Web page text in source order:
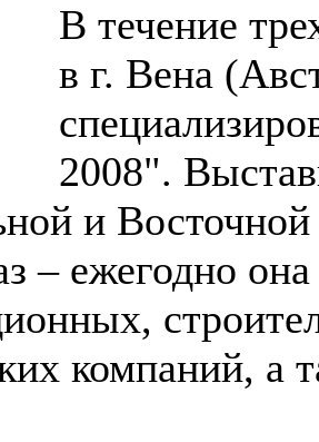
В течение
в г. Вена
2008".
и
– ежегодно
компаний, а